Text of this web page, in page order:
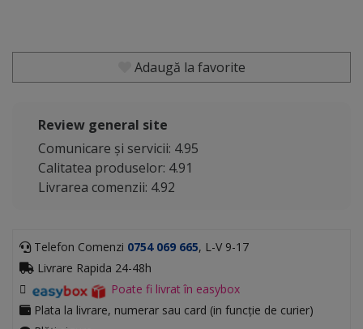
Adaugă la favorite
Review general site
Comunicare și servicii: 4.95
Calitatea produselor: 4.91
Livrarea comenzii: 4.92
Telefon Comenzi 0754 069 665, L-V 9-17
Livrare Rapida 24-48h
Poate fi livrat în easybox
Plata la livrare, numerar sau card (in funcție de curier)